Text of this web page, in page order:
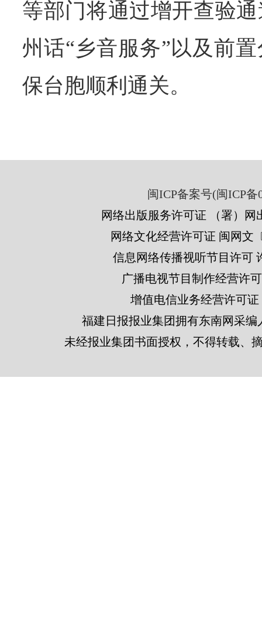
等部门将通过增开查验
州话“乡音服务”以及前
保台胞顺利通关。
闽ICP备案号(闽ICP备
网络出版服务许可证 （署）网
网络文化经营许可证 闽网文
信息网络传播视听节目许可
广播电视节目制作经营许
增值电信业务经营许可证
福建日报报业集团拥有东南网采
未经报业集团书面授权，不得转载、